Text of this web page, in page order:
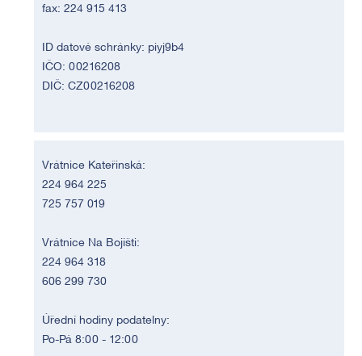
fax: 224 915 413
ID datové schránky: piyj9b4
IČO: 00216208
DIČ: CZ00216208
Vrátnice Kateřinská:
224 964 225
725 757 019
Vrátnice Na Bojišti:
224 964 318
606 299 730
Úřední hodiny podatelny:
Po-Pá 8:00 - 12:00